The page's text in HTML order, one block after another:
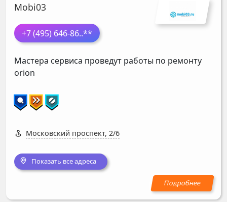
Mobi03
+7 (495) 646-86..**
Мастера сервиса проведут работы по ремонту
orion
Московский проспект, 2/6
Показать все адреса